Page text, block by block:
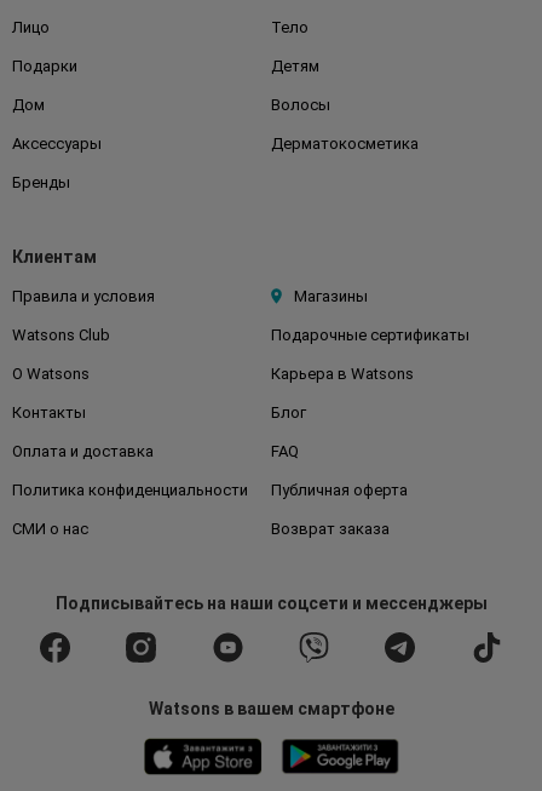
Лицо Тело
Подарки Детям
Дом Волосы
Аксессуары Дерматокосметика
Бренды
Клиентам
Правила и условия Магазины
Watsons Club Подарочные сертификаты
О Watsons Карьера в Watsons
Контакты Блог
Оплата и доставка FAQ
Политика конфиденциальности Публичная оферта
СМИ о нас Возврат заказа
Подписывайтесьна наши соцсети и мессенджеры
Watsons в вашем смартфоне